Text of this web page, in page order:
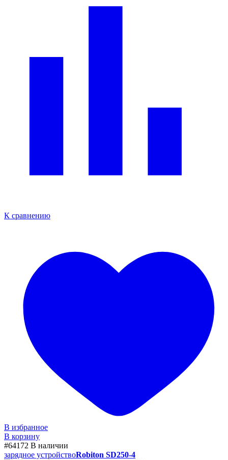
К сравнению
В избранное
В корзину
#64172 В наличии
зарядное устройствоRobiton SD250-4